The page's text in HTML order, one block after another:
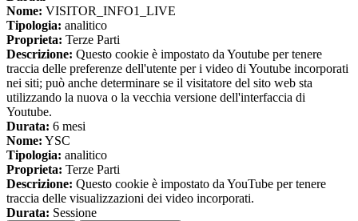
Nome: VISITOR_INFO1_LIVE
Tipologia: analitico
Proprieta: Terze Parti
Descrizione: Questo cookie è impostato da Youtube per tenere
traccia delle preferenze dell'utente per i video di Youtube incorporati
nei siti; può anche determinare se il visitatore del sito web sta
utilizzando la nuova o la vecchia versione dell'interfaccia di
Youtube.
Durata: 6 mesi
Nome: YSC
Tipologia: analitico
Proprieta: Terze Parti
Descrizione: Questo cookie è impostato da YouTube per tenere
traccia delle visualizzazioni dei video incorporati.
Durata: Sessione